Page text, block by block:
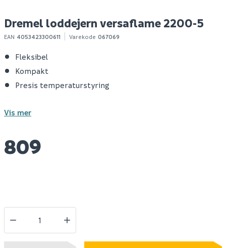
Dremel loddejern versaflame 2200-5
EAN 4053423300611 Varekode 067069
Fleksibel
Kompakt
Presis temperaturstyring
Vis mer
809